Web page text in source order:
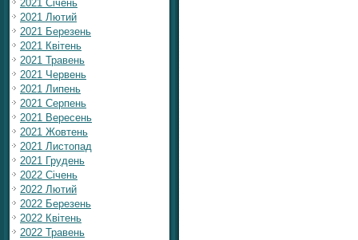
2021 Січень
2021 Лютий
2021 Березень
2021 Квітень
2021 Травень
2021 Червень
2021 Липень
2021 Серпень
2021 Вересень
2021 Жовтень
2021 Листопад
2021 Грудень
2022 Січень
2022 Лютий
2022 Березень
2022 Квітень
2022 Травень